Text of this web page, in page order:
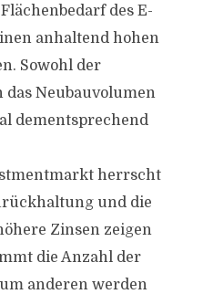
des E-
anhaltend hohen
Sowohl der
das Neubauvolumen
dementsprechend
herrscht
und die
Zinsen zeigen
die Anzahl der
anderen werden